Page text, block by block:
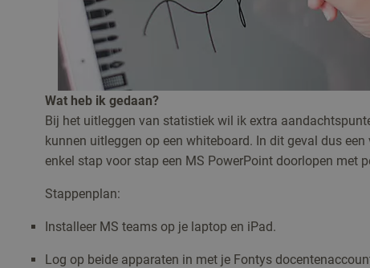
Wat heb ik gedaan?
Bij het uitleggen van statistiek wil ik extra
kunnen uitleggen op een whiteboard. In dit geval dus
enkel stap voor stap een MS PowerPoint doorlopen met
Stappenplan:
Installeer MS teams op je laptop en iPad.
Log op beide apparaten in met je Fontys